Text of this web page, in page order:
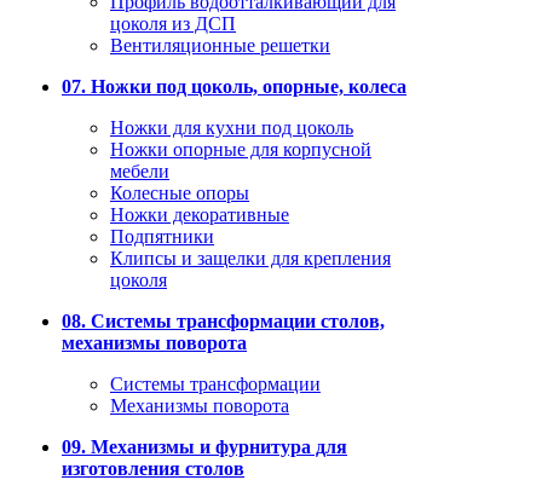
цоколя из ДСП
Вентиляционные решетки
07. Ножки под цоколь, опорные, колеса
Ножки для кухни под цоколь
Ножки опорные для корпусной
мебели
Колесные опоры
Ножки декоративные
Подпятники
Клипсы и защелки для крепления
цоколя
08. Системы трансформации столов,
механизмы поворота
Системы трансформации
Механизмы поворота
09. Механизмы и фурнитура для
изготовления столов